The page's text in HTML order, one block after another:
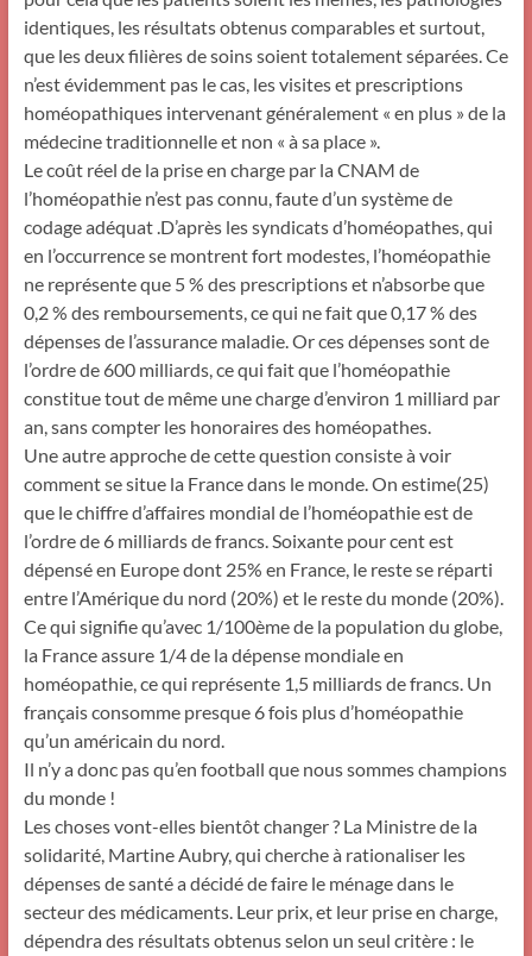
identiques, les résultats obtenus comparables et surtout,
que les deux filières de soins soient totalement séparées. Ce
n’est évidemment pas le cas, les visites et prescriptions
homéopathiques intervenant généralement « en plus » de la
médecine traditionnelle et non « à sa place ».
Le coût réel de la prise en charge par la CNAM de
l’homéopathie n’est pas connu, faute d’un système de
codage adéquat .D’après les syndicats d’homéopathes, qui
en l’occurrence se montrent fort modestes, l’homéopathie
ne représente que 5 % des prescriptions et n’absorbe que
0,2 % des remboursements, ce qui ne fait que 0,17 % des
dépenses de l’assurance maladie. Or ces dépenses sont de
l’ordre de 600 milliards, ce qui fait que l’homéopathie
constitue tout de même une charge d’environ 1 milliard par
an, sans compter les honoraires des homéopathes.
Une autre approche de cette question consiste à voir
comment se situe la France dans le monde. On estime(25)
que le chiffre d’affaires mondial de l’homéopathie est de
l’ordre de 6 milliards de francs. Soixante pour cent est
dépensé en Europe dont 25% en France, le reste se réparti
entre l’Amérique du nord (20%) et le reste du monde (20%).
Ce qui signifie qu’avec 1/100ème de la population du globe,
la France assure 1/4 de la dépense mondiale en
homéopathie, ce qui représente 1,5 milliards de francs. Un
français consomme presque 6 fois plus d’homéopathie
qu’un américain du nord.
Il n’y a donc pas qu’en football que nous sommes champions
du monde !
Les choses vont-elles bientôt changer ? La Ministre de la
solidarité, Martine Aubry, qui cherche à rationaliser les
dépenses de santé a décidé de faire le ménage dans le
secteur des médicaments. Leur prix, et leur prise en charge,
dépendra des résultats obtenus selon un seul critère : le